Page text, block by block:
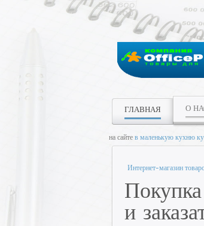
ГЛАВНАЯ О
на сайтев маленькую кухню
Интернет-магазин
и